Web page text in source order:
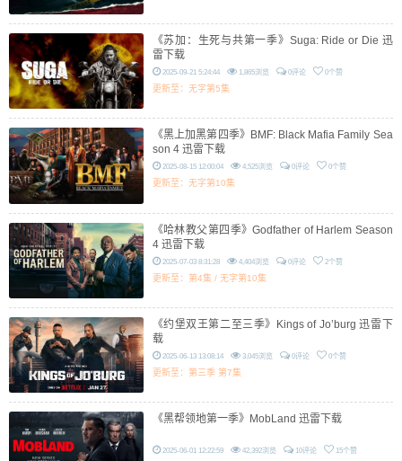
《苏加：生死与共第一季》Suga: Ride or Die 迅
雷下载
2025-09-21 5:24:44 1,865浏览 0评论 0个赞
更新至：无字第5集
《黑上加黑第四季》BMF: Black Mafia Family Sea
son 4 迅雷下载
2025-08-15 12:00:04 4,525浏览 0评论 0个赞
更新至：无字第10集
《哈林教父第四季》Godfather of Harlem Season
4 迅雷下载
2025-07-03 8:31:28 4,404浏览 0评论 2个赞
更新至：第4集 / 无字第10集
《约堡双王第二至三季》Kings of Jo’burg 迅雷下
载
2025-06-13 13:08:14 3,045浏览 0评论 0个赞
更新至：第三季 第7集
《黑帮领地第一季》MobLand 迅雷下载
2025-06-01 12:22:59 42,392浏览 10评论 15个赞